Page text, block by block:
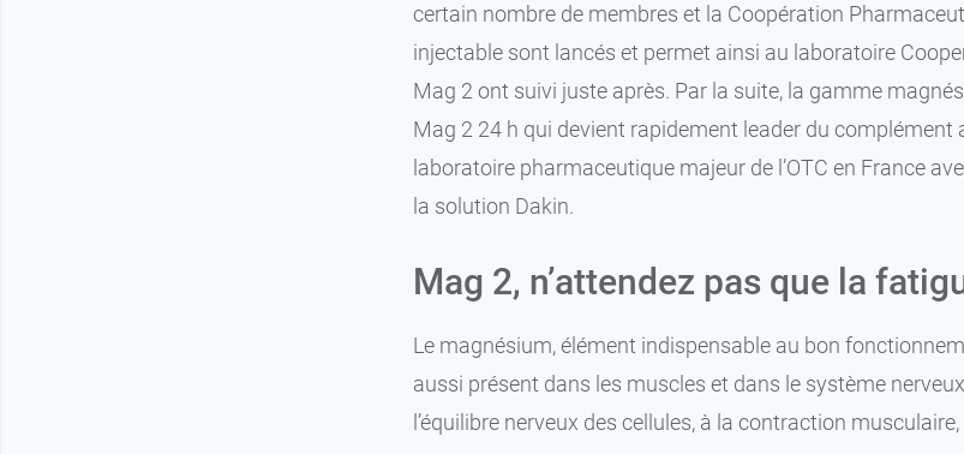
certain nombre de membres et la Coopération
injectable sont lancés et permet ainsi au laboratoire
Mag 2 ont suivi juste après. Par la suite, la gamme
Mag 2 24 h qui devient rapidement leader du
laboratoire pharmaceutique majeur de l’OTC en France
la solution Dakin.
Mag 2, n’attendez pas que la
Le magnésium, élément indispensable au bon
aussi présent dans les muscles et dans le système
l’équilibre nerveux des cellules, à la contraction